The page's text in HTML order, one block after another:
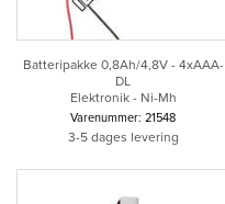
Batteripakke 0,8Ah/4,8V - 4xAAA-
DL
Elektronik - Ni-Mh
Varenummer: 21548
3-5 dages levering